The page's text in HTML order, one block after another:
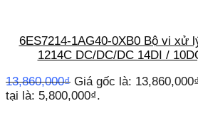
6ES7214-1AG40-0XB0 Bộ vi xử
1214C DC/DC/DC 14DI /
13,860,000₫ Giá gốc là:
tại là: 5,800,000₫.